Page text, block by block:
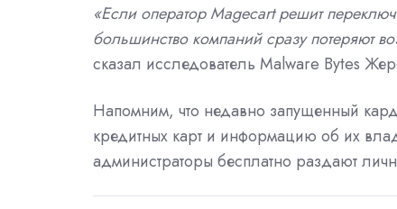
«Если оператор Magecart решит
большинство компаний сразу потеряют
сказал исследователь Malware Bytes
Напомним, что недавно запущенный
кредитных карт и информацию об их
администраторы бесплатно раздают